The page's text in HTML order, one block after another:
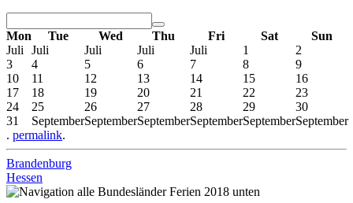
Mon Tue Wed Thu Fri Sat
Sun
Juli
Juli Juli Juli Juli 1
2
3
4 5 6 7 8
9
10
11 12 13 14 15
16
17
18 19 20 21 22
23
24
25 26 27 28 29
30
31
SeptemberSeptemberSeptemberSeptemberSeptemberSeptember
. permalink.
Beitrags-
Navigation
Brandenburg
Hessen